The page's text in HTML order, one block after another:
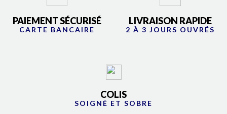
PAIEMENT SÉCURISÉ
CARTE BANCAIRE
LIVRAISON RAPIDE
2 À 3 JOURS OUVRÉS
COLIS
SOIGNÉ ET SOBRE